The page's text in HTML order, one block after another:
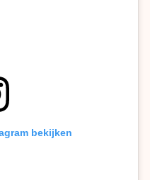
bekijken